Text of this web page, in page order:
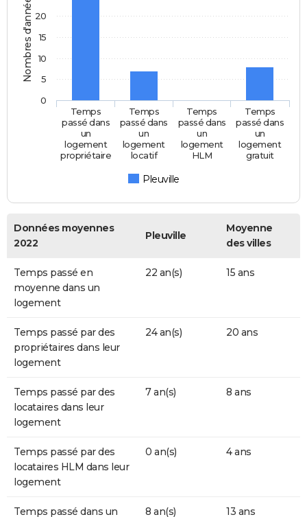
Nombres d'années
Pleuville
Temps
passé dans
un
logement
propriétaire
Temps
passé dans
un
logement
locatif
Temps
passé dans
un
logement
HLM
Temps
passé dans
un
logement
gratuit
0
5
10
15
20
Données moyennes
2022
Pleuville
Moyenne
des villes
Temps passé en
moyenne dans un
logement
22 an(s) 15 ans
Temps passé par des
propriétaires dans leur
logement
24 an(s) 20 ans
Temps passé par des
locataires dans leur
logement
7 an(s) 8 ans
Temps passé par des
locataires HLM dans leur
logement
0 an(s) 4 ans
Temps passé dans un
8 an(s) 13 ans